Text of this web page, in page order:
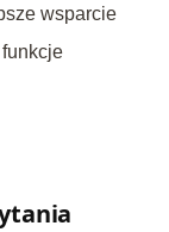
wsparcie